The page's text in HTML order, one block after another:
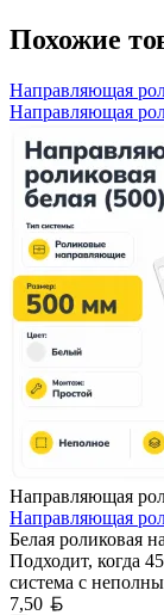
Похожие
Направляющая
Направляющая
Направляющая
Направляющая
Белая роликовая
Подходит, когда
система с
7,50